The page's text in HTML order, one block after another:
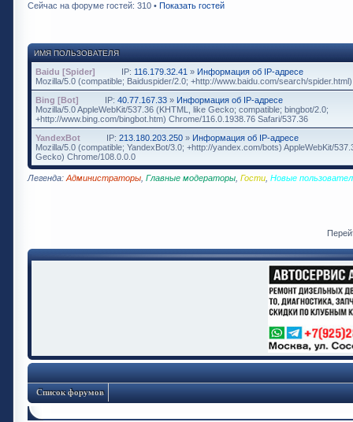
Сейчас на форуме гостей: 310 • Показать гостей
ИМЯ ПОЛЬЗОВАТЕЛЯ
Baidu [Spider] IP: 116.179.32.41 » Информация об IP-адресе
Mozilla/5.0 (compatible; Baiduspider/2.0; +http://www.baidu.com/search/spider.html)
Bing [Bot]
IP: 40.77.167.33 » Информация об IP-адресе
Mozilla/5.0 AppleWebKit/537.36 (KHTML, like Gecko; compatible; bingbot/2.0;
+http://www.bing.com/bingbot.htm) Chrome/116.0.1938.76 Safari/537.36
YandexBot
IP: 213.180.203.250 » Информация об IP-адресе
Mozilla/5.0 (compatible; YandexBot/3.0; +http://yandex.com/bots) AppleWebKit/
Gecko) Chrome/108.0.0.0
Легенда: Администраторы Главные модераторы Гости Новые
Список форумов